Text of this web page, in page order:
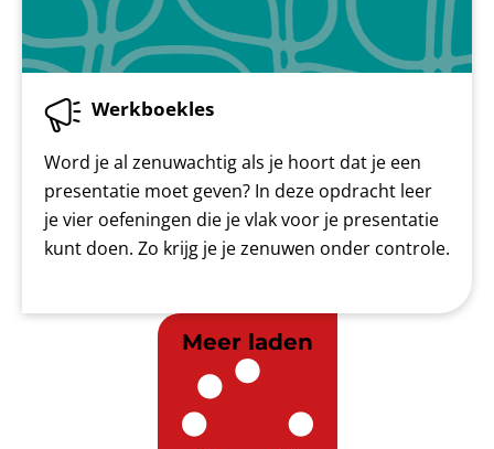
Werkboekles
Word je al zenuwachtig als je hoort dat je een
presentatie moet geven? In deze opdracht leer
je vier oefeningen die je vlak voor je presentatie
kunt doen. Zo krijg je je zenuwen onder controle.
Meer laden